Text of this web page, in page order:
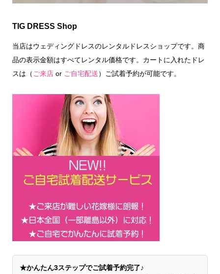
TIG DRESS Shop
当店はウェディングドレスのレンタルドレスショップです。商
品の表示金額はすべてレンタル価格です。カートに入れたドレ
スは（ ご来店or ご自宅配送）ご試着予約が可能です。
★かんたん3ステップでご試着予約完了♪